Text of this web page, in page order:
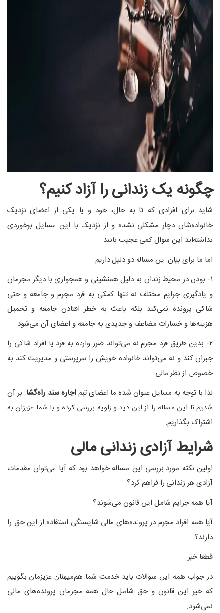
چگونه یک زندانی را آزاد کنیم؟
شاید برای افرادی که تا به حال، خود و یا یکی از اعضای نزدیک
خانواده‌شان دچار مشکلی نشده و از نزدیک با این مسایل برخوردی
نداشته‌اند این سوال کمی عجیب باشد.
اما ما برای بیان این مساله دو دلیل داریم:
۱- بودن در محیط زندان به دلیل همنشینی و همجواری با دیگر مجرمان
و یادگیری جرایم مختلف نه تنها کمکی به فرد مجرم و جامعه و حتی
شاکی پرونده نمی‌کند بلکه باعث به خطر افتادن جامعه و تحمیل
هزینه‌ها و خسارات مضاعف و جدیدی به جامعه و اعضای آن می‌شود.
۲- بدین طریق فرد مجرم نه می‌تواند ضرر وارده به فرد یا افراد شاکی را
جبران کند و نه می‌تواند خانواده خویش را سرپرستی و مدیریت کند به
خصوص از نظر مالی.
لذا با توجه به مسایل عنوان شده ما اعضای تیماجاره سند راه‌گشا بر آن
شدیم تا این مساله را از این دید و زاویه بررسی کرده و با شما عزیزان به
اشتراک بگذاریم.
شرایط آزادی زندانی مالی
اولین نکته مورد بررسی این مساله خواهد بود که آیا می‌توان مقدمات
آزادی هر زندانی را فراهم کرد؟
آیا همه جرایم شامل این قانون می‌شوند؟
آیا همه افراد مجرم در پرونده‌های مالی شایستگی استفاده از این حق را
دارند؟
قطعا خیر.
در جواب همه این سوالات باید خدمت شما هم‌میهنان عزیزمان بگوییم
که خیر این قانون و حق شامل حال همه مجرمان پرونده‌های مالی
نمی‌شود.